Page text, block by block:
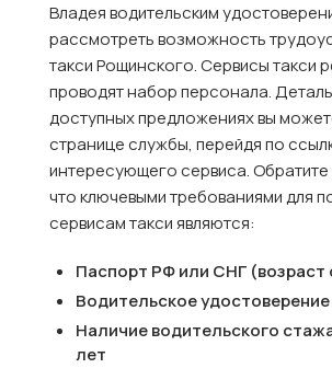
Владея водительским
рассмотреть возможность
такси Рощинского. Сервисы такси
проводят набор персонала.
доступных предложениях вы
странице службы, перейдя по
интересующего сервиса. Обратите
что ключевыми требованиями для
сервисам такси являются:
Паспорт РФ или СНГ (возраст
Водительское удостоверение
Наличие водительского
лет